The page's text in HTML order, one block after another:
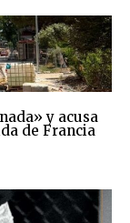
y acusa
de Francia